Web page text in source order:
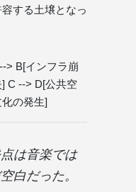
する土壌となっ
> B[インフラ崩
C --> D[公共空
の発生]
は音楽では
白だった。